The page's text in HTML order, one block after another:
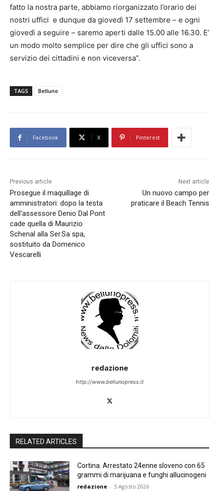
fatto la nostra parte, abbiamo riorganizzato l’orario dei
nostri uffici e dunque da giovedì 17 settembre – e ogni
giovedì a seguire – saremo aperti dalle 15.00 alle 16.30. E’
un modo molto semplice per dire che gli uffici sono a
servizio dei cittadini e non viceversa”.
TAGS Belluno
Facebook X Pinterest
Previous article
Prosegue il maquillage di
amministratori: dopo la testa
dell’assessore Denio Dal Pont
cade quella di Maurizio
Schenal alla Ser.Sa spa,
sostituito da Domenico
Vescarelli
Next article
Un nuovo campo per
praticare il Beach Tennis
redazione
http://www.bellunopress.it
RELATED ARTICLES
Cortina. Arrestato 24enne sloveno con 65
grammi di marijuana e funghi allucinogeni
redazione - 5 Agosto 2026